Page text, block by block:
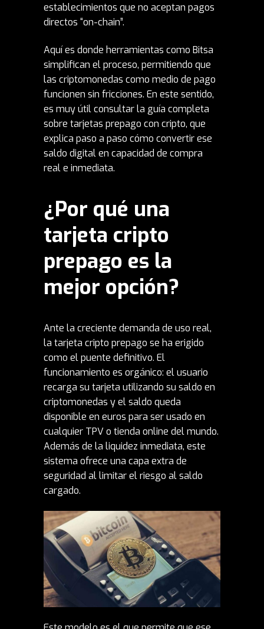
establecimientos que no aceptan pagos
directos “on-chain”.
Aquí es donde herramientas como Bitsa
simplifican el proceso, permitiendo que
las criptomonedas como medio de pago
funcionen sin fricciones. En este sentido,
es muy útil consultar la guía completa
sobre tarjetas prepago con cripto, que
explica paso a paso cómo convertir ese
saldo digital en capacidad de compra
real e inmediata.
¿Por qué una
tarjeta cripto
prepago es la
mejor opción?
Ante la creciente demanda de uso real,
la tarjeta cripto prepago se ha erigido
como el puente definitivo. El
funcionamiento es orgánico: el usuario
recarga su tarjeta utilizando su saldo en
criptomonedas y el saldo queda
disponible en euros para ser usado en
cualquier TPV o tienda online del mundo.
Además de la liquidez inmediata, este
sistema ofrece una capa extra de
seguridad al limitar el riesgo al saldo
cargado.